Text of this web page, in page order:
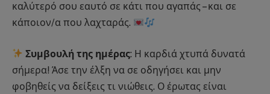
καλύτερό σου εαυτό σε κάτι που αγαπάς – και σε
κάποιον/α που λαχταράς.
Συμβουλή της ημέρας: Η καρδιά χτυπά δυνατά
σήμερα! Άσε την έλξη να σε οδηγήσει και μην
φοβηθείς να δείξεις τι νιώθεις. Ο έρωτας είναι